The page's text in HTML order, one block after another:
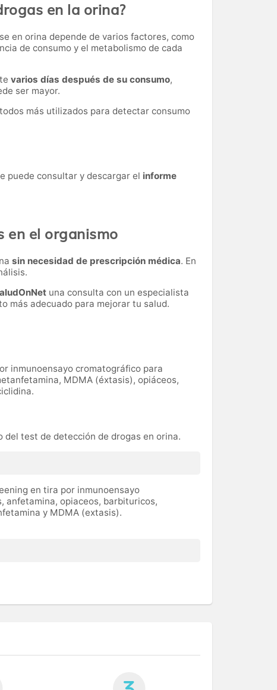
en la orina?
en orina depende de varios factores, como
de consumo y el metabolismo de cada
varios días después de su consumo,
ser mayor.
más utilizados para detectar consumo
puede consultar y descargar el informe
en el organismo
sin necesidad de prescripción médica. En
una consulta con un especialista
más adecuado para mejorar tu salud.
inmunoensayo cromatográfico para
MDMA (éxtasis), opiáceos,
del test de detección de drogas en orina.
en tira por inmunoensayo
anfetamina, opiaceos, barbituricos,
y MDMA (extasis).